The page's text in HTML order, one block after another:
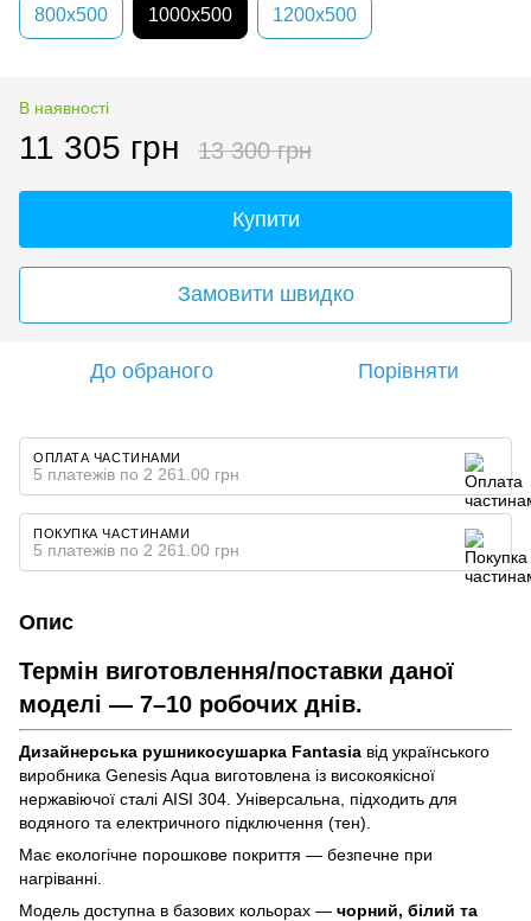
800x500 1000x500 1200x500
В наявності
11 305 грн 13 300 грн
Купити
Замовити швидко
До обраного Порівняти
ОПЛАТА ЧАСТИНАМИ
5 платежів по 2 261.00 грн
ПОКУПКА ЧАСТИНАМИ
5 платежів по 2 261.00 грн
Опис
Термін виготовлення/поставки даної
моделі — 7–10 робочих днів.
Дизайнерська рушникосушарка Fantasia від українського
виробника Genesis Aqua виготовлена із високоякісної
нержавіючої сталі AISI 304. Універсальна, підходить для
водяного та електричного підключення (тен).
Має екологічне порошкове покриття — безпечне при
нагріванні.
Модель доступна в базових кольорах — чорний, білий та